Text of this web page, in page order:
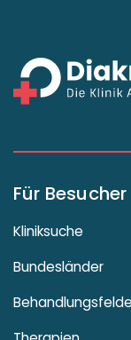
Für Besucher
Kliniksuche
Bundesländer